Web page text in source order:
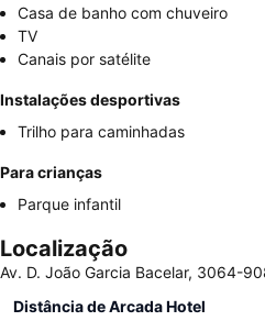
Casa de banho com chuveiro
TV
Canais por satélite
Instalações desportivas
Trilho para caminhadas
Para crianças
Parque infantil
Localização
Av. D. João Garcia Bacelar, 3064-
Distância de Arcada Hotel